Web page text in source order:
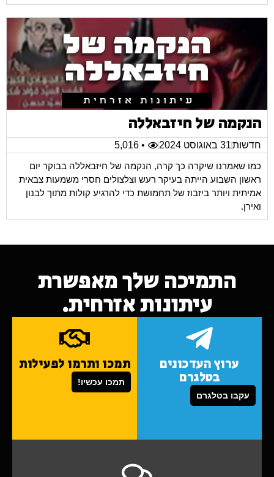
הנקמה של חיזבאללה
חדשות31 באוגוסט 2024
• 5,016
כמו שאמרנו שיקרה כך קרה, הנקמה של חיזבאללה בבוקר יום
ראשון השבוע הייתה בעיקר רעש וצלצולים חסרי משמעות צבאית
אמיתית ויותר ביזבוז של תחמושת כדי להרגיע קולות מתוך לבנון
ואירן.
התמיכה שלך מאפשרת
עיתונות אזרחית.
ערוץ העדכונים
בטלגרם
עקבו בטלגרם
תמכו ותרמו לפעילות
תמכו עכשיו!